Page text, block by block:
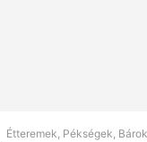
Étteremek, Pékségek,